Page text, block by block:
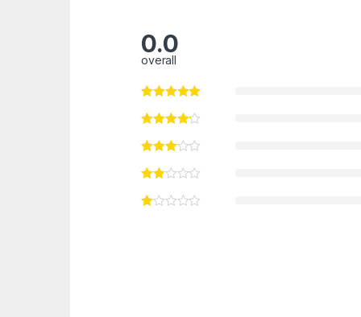
0.0
overall